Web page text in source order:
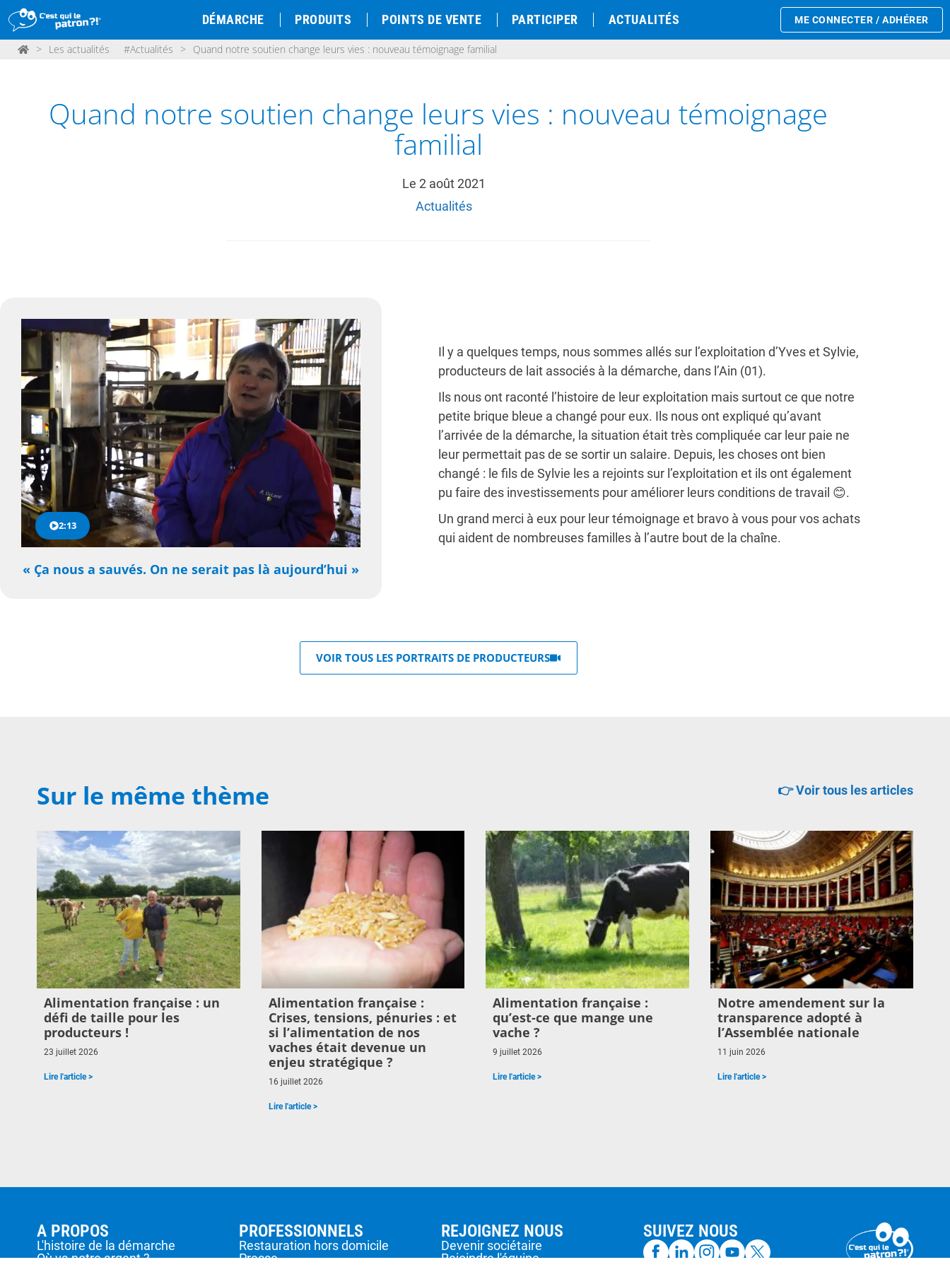
DÉMARCHE PRODUITS POINTS DE VENTE PARTICIPER ACTUALITÉS ME CONNECTER / ADHÉRER
> Les actualités #Actualités > Quand notre soutien change leurs vies : nouveau témoignage familial
Quand notre soutien change leurs vies : nouveau témoignage
familial
Le 2 août 2021
Actualités
2:13
« Ça nous a sauvés. On ne serait pas là aujourd’hui »
Il y a quelques temps, nous sommes allés sur l’exploitation d’Yves et Sylvie,
producteurs de lait associés à la démarche, dans l’Ain (01).
Ils nous ont raconté l’histoire de leur exploitation mais surtout ce que notre
petite brique bleue a changé pour eux. Ils nous ont expliqué qu’avant
l’arrivée de la démarche, la situation était très compliquée car leur paie ne
leur permettait pas de se sortir un salaire. Depuis, les choses ont bien
changé : le fils de Sylvie les a rejoints sur l’exploitation et ils ont également
pu faire des investissements pour améliorer leurs conditions de travail 😊.
Un grand merci à eux pour leur témoignage et bravo à vous pour vos achats
qui aident de nombreuses familles à l’autre bout de la chaîne.
VOIR TOUS LES PORTRAITS DE PRODUCTEURS
Sur le même thème 👉 Voir tous les articles
Alimentation française : un
défi de taille pour les
producteurs !
23 juillet 2026
Lire l'article >
Alimentation française :
Crises, tensions, pénuries : et
si l’alimentation de nos
vaches était devenue un
enjeu stratégique ?
16 juillet 2026
Lire l'article >
Alimentation française :
qu’est-ce que mange une
vache ?
9 juillet 2026
Lire l'article >
Notre amendement sur la
transparence adopté à
l’Assemblée nationale
11 juin 2026
Lire l'article >
A PROPOS
L'histoire de la démarche
Où va notre argent ?
PROFESSIONNELS
Restauration hors domicile
Presse
REJOIGNEZ NOUS
Devenir sociétaire
Rejoindre l'équipe
SUIVEZ NOUS